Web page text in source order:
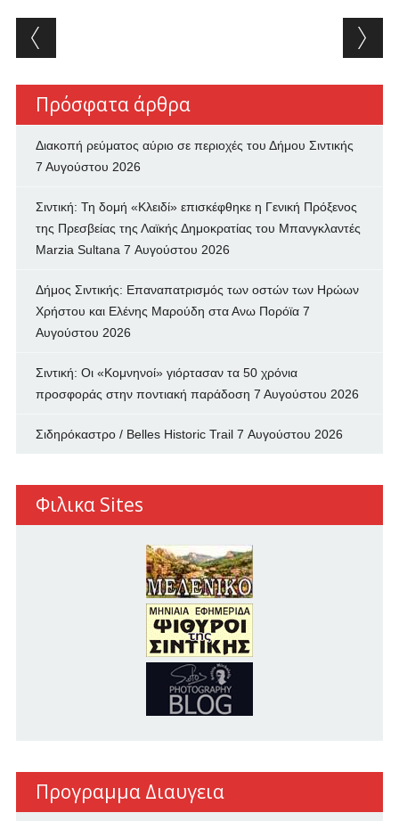
Post navigation
Πρόσφατα άρθρα
Διακοπή ρεύματος αύριο σε περιοχές του Δήμου Σιντικής
7 Αυγούστου 2026
Σιντική: Τη δομή «Κλειδί» επισκέφθηκε η Γενική Πρόξενος
της Πρεσβείας της Λαϊκής Δημοκρατίας του Μπανγκλαντές
Marzia Sultana 7 Αυγούστου 2026
Δήμος Σιντικής: Επαναπατρισμός των oστών των Ηρώων
Χρήστου και Ελένης Μαρούδη στα Ανω Πορόϊα 7
Αυγούστου 2026
Σιντική: Οι «Κομνηνοί» γιόρτασαν τα 50 χρόνια
προσφοράς στην ποντιακή παράδοση 7 Αυγούστου 2026
Σιδηρόκαστρο / Belles Historic Trail 7 Αυγούστου 2026
Φιλικα Sites
Προγραμμα Διαυγεια